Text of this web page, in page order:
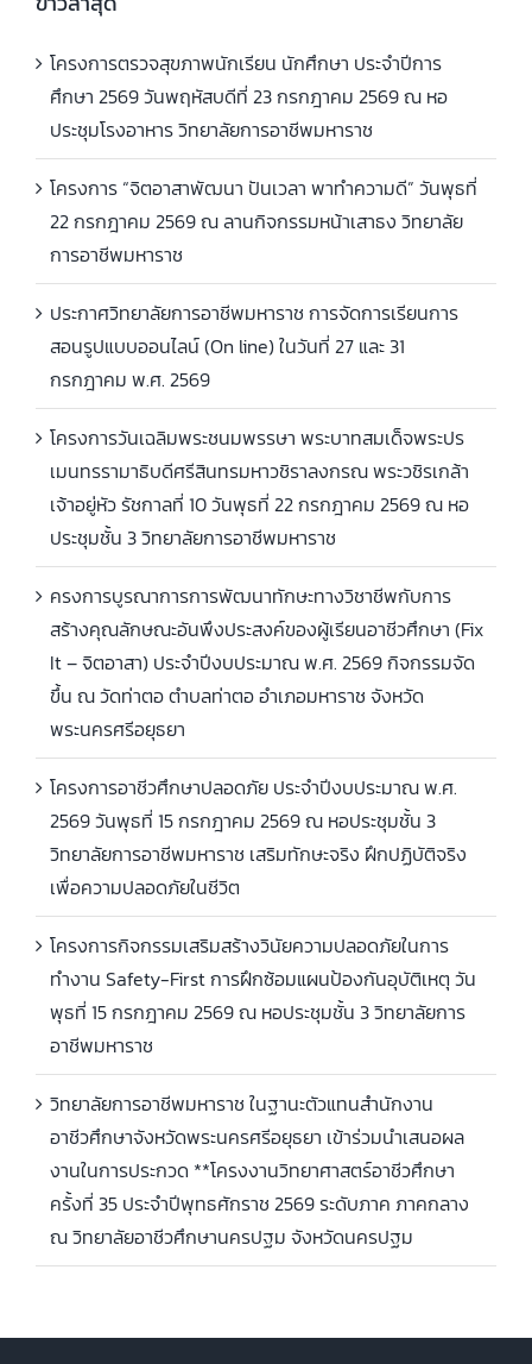
โครงการตรวจสุขภาพนักเรียน นักศึกษา ประจำปีการ
ศึกษา 2569 วันพฤหัสบดีที่ 23 กรกฎาคม 2569 ณ หอ
ประชุมโรงอาหาร วิทยาลัยการอาชีพมหาราช
โครงการ “จิตอาสาพัฒนา ปันเวลา พาทำความดี” วันพุธที่
22 กรกฎาคม 2569 ณ ลานกิจกรรมหน้าเสาธง วิทยาลัย
การอาชีพมหาราช
ประกาศวิทยาลัยการอาชีพมหาราช การจัดการเรียนการ
สอนรูปแบบออนไลน์ (On line) ในวันที่ 27 และ 31
กรกฎาคม พ.ศ. 2569
โครงการวันเฉลิมพระชนมพรรษา พระบาทสมเด็จพระปร
เมนทรรามาธิบดีศรีสินทรมหาวชิราลงกรณ พระวชิรเกล้า
เจ้าอยู่หัว รัชกาลที่ 10 วันพุธที่ 22 กรกฎาคม 2569 ณ หอ
ประชุมชั้น 3 วิทยาลัยการอาชีพมหาราช
ครงการบูรณาการการพัฒนาทักษะทางวิชาชีพกับการ
สร้างคุณลักษณะอันพึงประสงค์ของผู้เรียนอาชีวศึกษา (Fix
It – จิตอาสา) ประจำปีงบประมาณ พ.ศ. 2569 กิจกรรมจัด
ขึ้น ณ วัดท่าตอ ตำบลท่าตอ อำเภอมหาราช จังหวัด
พระนครศรีอยุธยา
โครงการอาชีวศึกษาปลอดภัย ประจำปีงบประมาณ พ.ศ.
2569 วันพุธที่ 15 กรกฎาคม 2569 ณ หอประชุมชั้น 3
วิทยาลัยการอาชีพมหาราช เสริมทักษะจริง ฝึกปฏิบัติจริง
เพื่อความปลอดภัยในชีวิต
โครงการกิจกรรมเสริมสร้างวินัยความปลอดภัยในการ
ทำงาน Safety-First การฝึกซ้อมแผนป้องกันอุบัติเหตุ วัน
พุธที่ 15 กรกฎาคม 2569 ณ หอประชุมชั้น 3 วิทยาลัยการ
อาชีพมหาราช
วิทยาลัยการอาชีพมหาราช ในฐานะตัวแทนสำนักงาน
อาชีวศึกษาจังหวัดพระนครศรีอยุธยา เข้าร่วมนำเสนอผล
งานในการประกวด **โครงงานวิทยาศาสตร์อาชีวศึกษา
ครั้งที่ 35 ประจำปีพุทธศักราช 2569 ระดับภาค ภาคกลาง
ณ วิทยาลัยอาชีวศึกษานครปฐม จังหวัดนครปฐม